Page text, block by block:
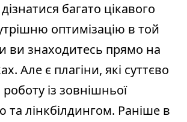
багато цікавого
оптимізацію в той
ви знаходитесь прямо на
Але є плагіни, які суттєво
із зовнішньої
та лінкбілдингом. Раніше в